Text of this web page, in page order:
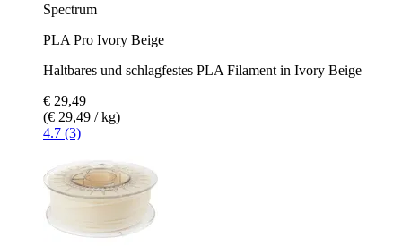
Spectrum
PLA Pro Ivory Beige
Haltbares und schlagfestes PLA Filament in Ivory Beige
€ 29,49
(€ 29,49 / kg)
4.7 (3)